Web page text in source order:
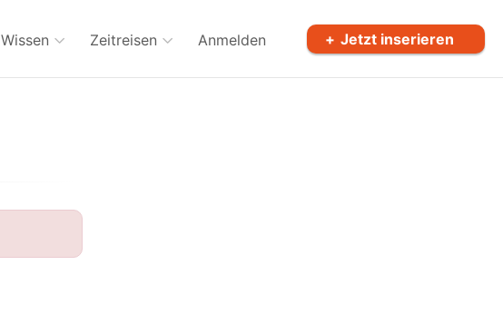
Wissen Zeitreisen Anmelden Jetzt inserieren